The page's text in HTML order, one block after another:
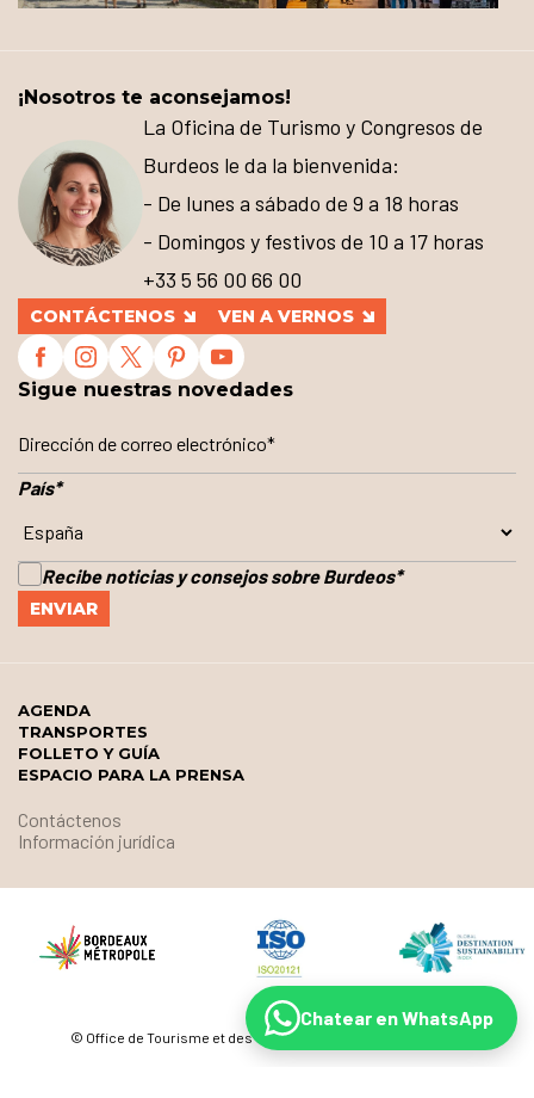
¡Nosotros te aconsejamos!
La Oficina de Turismo y Congresos de
Burdeos le da la bienvenida:
- De lunes a sábado de 9 a 18 horas
- Domingos y festivos de 10 a 17 horas
+33 5 56 00 66 00
CONTÁCTENOS VEN A VERNOS
Sigue nuestras novedades
País*
Recibe noticias y consejos sobre Burdeos*
AGENDA
TRANSPORTES
FOLLETO Y GUÍA
ESPACIO PARA LA PRENSA
Contáctenos
Información jurídica
© Office de Tourisme et des Congrès de Bordeaux Métropole
Chatear en WhatsApp